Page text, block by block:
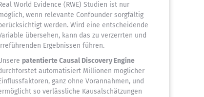
World Evidence (RWE) Studien ist nur
wenn relevante Confounder sorgfältig
werden. Wird eine entscheidende
übersehen, kann das zu verzerrten und
Ergebnissen führen.
patentierte Causal Discovery Engine
automatisiert Millionen möglicher
ganz ohne Vorannahmen, und
so verlässliche Kausalschätzungen